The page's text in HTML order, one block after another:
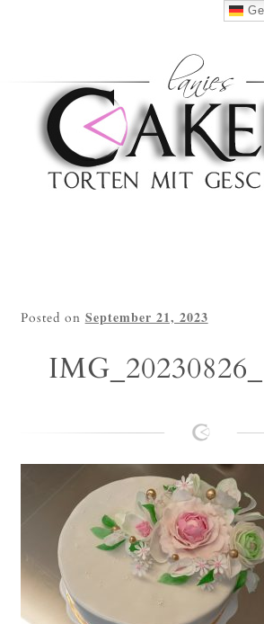
0152 5314
Torten Galerie
Kontakt
Posted on September 21, 2023